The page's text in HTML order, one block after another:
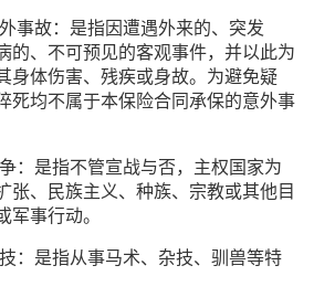
事故：是指因遭遇外来的、突发
的、不可预见的客观事件，并以此为
身体伤害、残疾或身故。为避免疑
死均不属于本保险合同承保的意外事
：是指不管宣战与否，主权国家为
张、民族主义、种族、宗教或其他目
事行动。
：是指从事马术、杂技、驯兽等特